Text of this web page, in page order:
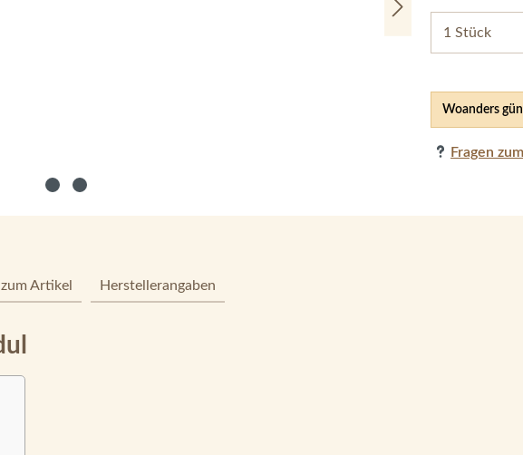
Woanders
Fragen
zum Artikel Herstellerangaben